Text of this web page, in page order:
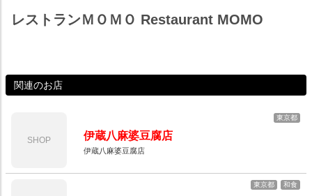
レストランＭＯＭＯ Restaurant MOMO
関連のお店
SHOP
東京都
伊蔵八麻婆豆腐店
伊蔵八麻婆豆腐店
東京都 和食